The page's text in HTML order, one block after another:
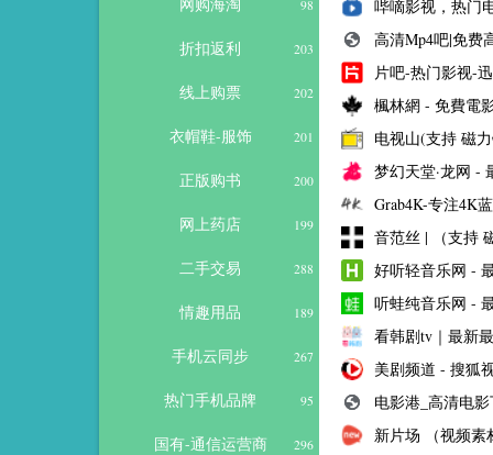
98
折扣返利 203
线上购票 202
衣帽鞋-服饰 201
正版购书 200
网上药店 199
二手交易 288
情趣用品 189
手机云同步 267
热门手机品牌 95
国有-通信运营商 296
哔嘀影视，热门
高清Mp4吧|免费
片吧-热门影视-
楓林網 - 免費電
电视山(支持 磁
梦幻天堂·龙网 -
Grab4K-专注4K
音范丝 | （支持
好听轻音乐网 -
听蛙纯音乐网 -
看韩剧tv｜最新
美剧频道 - 搜狐
电影港_高清电
新片场 （视频